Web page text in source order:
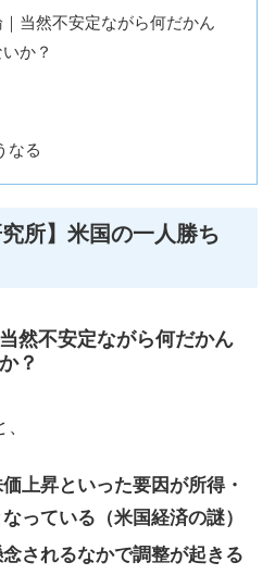
当然不安定ながら何だかん
か？
なる
究所】米国の一人勝ち
然不安定ながら何だかん
？
上昇といった要因が所得・
っている（米国経済の謎）
されるなかで調整が起きる